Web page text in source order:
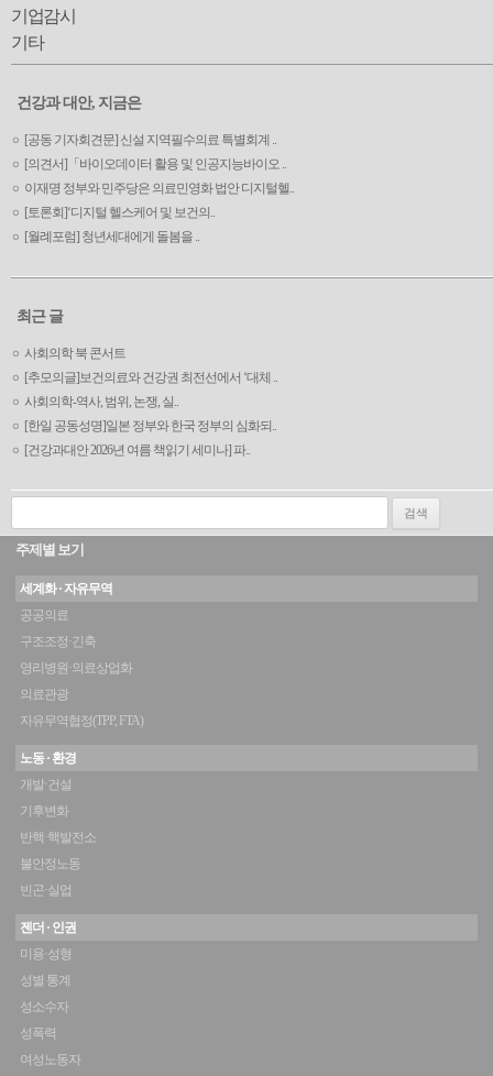
기업감시
기타
건강과 대안, 지금은
[공동 기자회견문] 신설 지역필수의료 특별회계 ..
[의견서]「바이오데이터 활용 및 인공지능바이오 ..
이재명 정부와 민주당은 의료민영화 법안 디지털헬..
[토론회]‘디지털 헬스케어 및 보건의..
[월례포럼] 청년세대에게 돌봄을 ..
최근 글
사회의학 북 콘서트
[추모의글]보건의료와 건강권 최전선에서 ‘대체 ..
사회의학-역사, 범위, 논쟁, 실..
[한일 공동성명]일본 정부와 한국 정부의 심화되..
[건강과대안 2026년 여름 책읽기 세미나] 파..
검색:
주제별 보기
세계화 · 자유무역
공공의료
구조조정·긴축
영리병원·의료상업화
의료관광
자유무역협정(TPP, FTA)
노동 · 환경
개발·건설
기후변화
반핵·핵발전소
불안정노동
빈곤·실업
젠더 · 인권
미용·성형
성별 통계
성소수자
성폭력
여성노동자